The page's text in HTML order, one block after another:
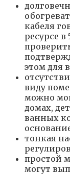
кабеля
ресурсе
этом для
виду
можно
домах,
ванных
тонкая
простой
могут